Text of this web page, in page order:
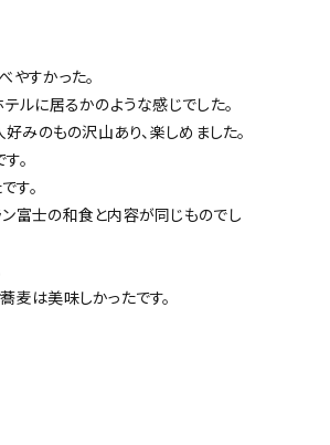
やすかった。
ルに居るかのような感じでした。
好みのもの沢山あり、楽しめました。
。
す。
富士の和食と内容が同じものでし
麦は美味しかったです。